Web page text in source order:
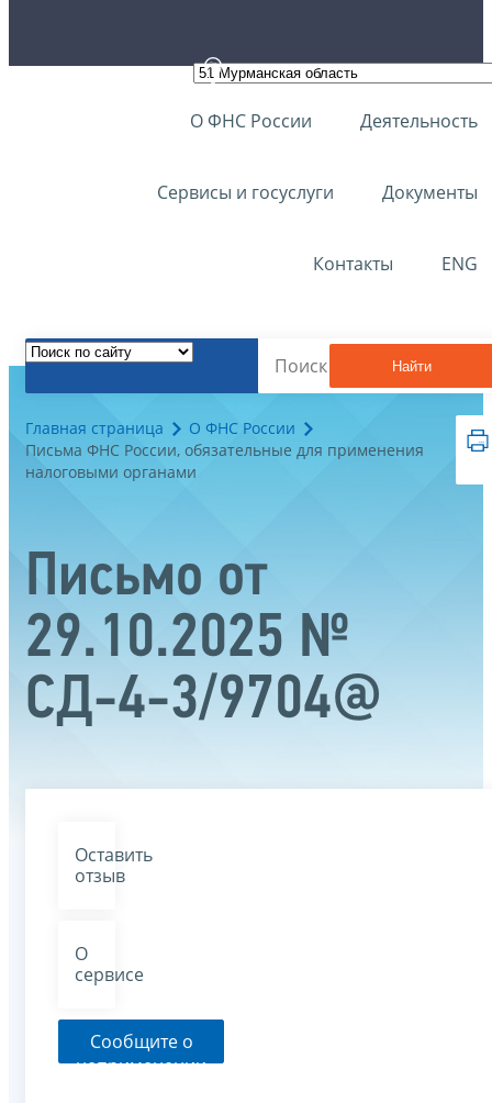
О ФНС России Деятельность
Сервисы и госуслуги Документы
Контакты ENG
Найти
Главная страница
О ФНС России
Письма ФНС России, обязательные для применения
налоговыми органами
Письмо от
29.10.2025 №
СД-4-3/9704@
Оставить
отзыв
О
сервисе
Сообщите о
неприменении